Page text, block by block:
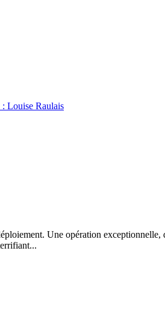
: Louise Raulais
Une opération